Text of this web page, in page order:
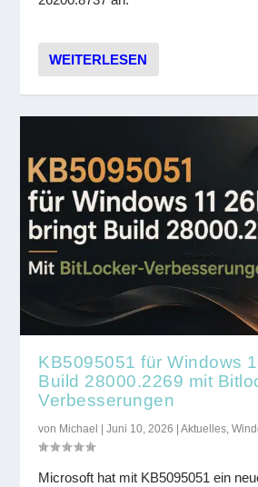
WEITERLESEN
KB5095051 für Windows
Build 28000.2269 mit
Verbesserungen
von Michael |Juni 10, 2026 |Aktuelles,
Microsoft hat mit KB5095051 ein